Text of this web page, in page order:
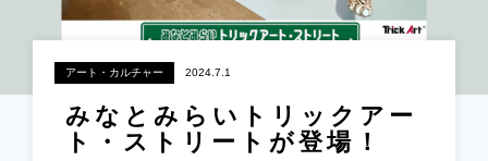
アート・カルチャー 2024.7.1
みなとみらいトリックアー
ト・ストリートが登場！